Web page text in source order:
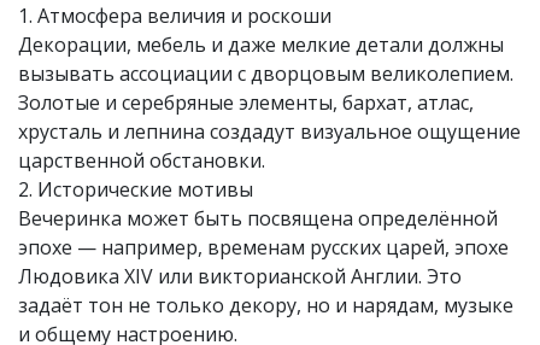
1. Атмосфера величия и роскоши
Декорации, мебель и даже мелкие детали должны
вызывать ассоциации с дворцовым великолепием.
Золотые и серебряные элементы, бархат, атлас,
хрусталь и лепнина создадут визуальное ощущение
царственной обстановки.
2. Исторические мотивы
Вечеринка может быть посвящена определённой
эпохе — например, временам русских царей, эпохе
Людовика XIV или викторианской Англии. Это
задаёт тон не только декору, но и нарядам, музыке
и общему настроению.